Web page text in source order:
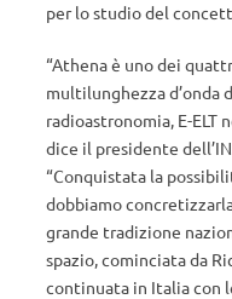
per lo studio del
“Athena è uno dei
multilunghezza d’onda
radioastronomia, E-ELT
dice il presidente
“Conquistata la
dobbiamo
grande tradizione
spazio, cominciata da
continuata in Italia con